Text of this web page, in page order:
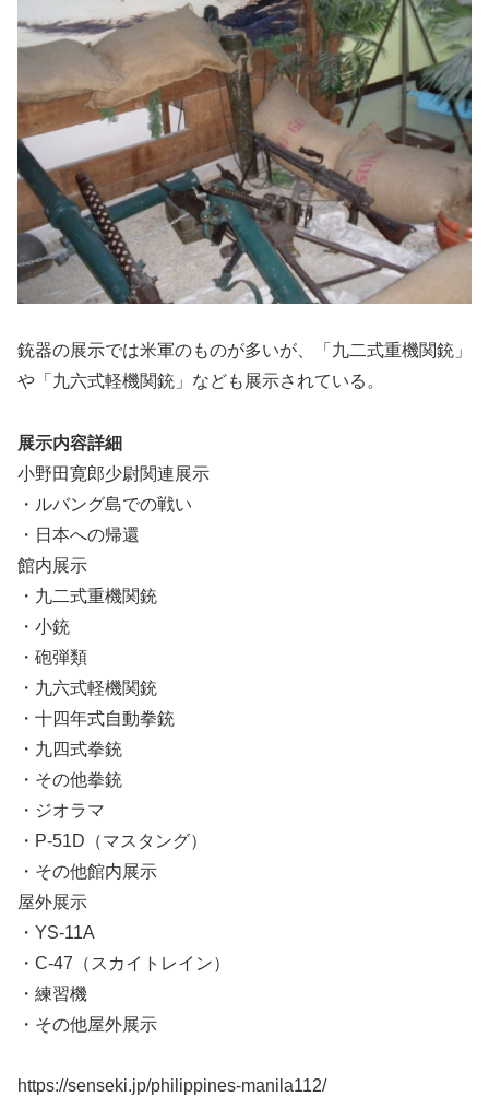
銃器の展示では米軍のものが多いが、「九二式重機関銃」
や「九六式軽機関銃」なども展示されている。
展示内容詳細
小野田寛郎少尉関連展示
・ルバング島での戦い
・日本への帰還
館内展示
・九二式重機関銃
・小銃
・砲弾類
・九六式軽機関銃
・十四年式自動拳銃
・九四式拳銃
・その他拳銃
・ジオラマ
・P-51D（マスタング）
・その他館内展示
屋外展示
・YS-11A
・C-47（スカイトレイン）
・練習機
・その他屋外展示
https://senseki.jp/philippines-manila112/